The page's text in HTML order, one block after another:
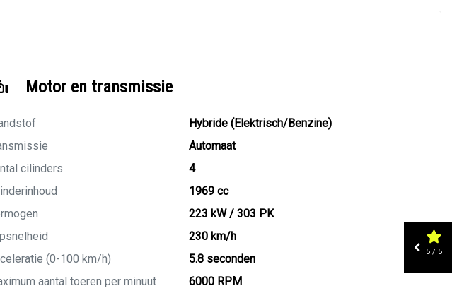
Motor en transmissie
Hybride (Elektrisch/Benzine)
Automaat
cilinders
4
1969 cc
223 kW / 303 PK
230 km/h
(0-100 km/h)
5.8 seconden
aantal toeren per minuut
6000 RPM
5 / 5